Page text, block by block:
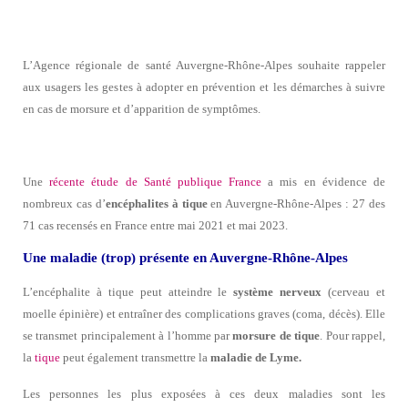
L’Agence régionale de santé Auvergne-Rhône-Alpes souhaite rappeler
aux usagers les gestes à adopter en prévention et les démarches à suivre
en cas de morsure et d’apparition de symptômes.
Unerécente étude de Santé publique France a mis en évidence de
nombreux cas d’encéphalites à tiqueen Auvergne-Rhône-Alpes : 27 des
71 cas recensés en France entre mai 2021 et mai 2023.
Une maladie (trop) présente en Auvergne-Rhône-Alpes
L’encéphalite à tique peut atteindre lesystème nerveux (cerveau et
moelle épinière) et entraîner des complications graves (coma, décès). Elle
se transmet principalement à l’homme parmorsure de tique . Pour rappel,
la tique peut également transmettre la maladie de Lyme.
Les personnes les plus exposées à ces deux maladies sont les